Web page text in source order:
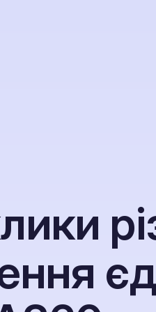
лики рі
ння є